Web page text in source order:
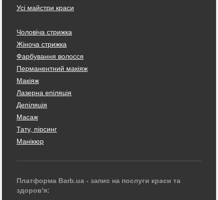
Усі майстри краси
Чоловіча стрижка
Жіноча стрижка
Фарбування волосся
Перманентний макіяж
Макіяж
Лазерна епіляція
Депіляція
Масаж
Тату, пірсинг
Манікюр
Платформа Barb.ua - запис на послуги краси та
здоров'я: